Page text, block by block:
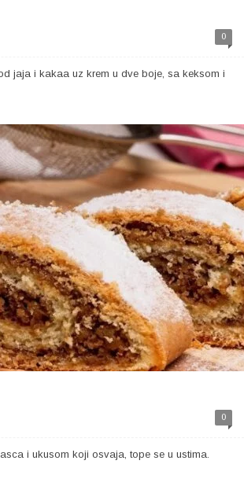
0
jaja i kakaa uz krem u dve boje, sa keksom i
0
i ukusom koji osvaja, tope se u ustima.